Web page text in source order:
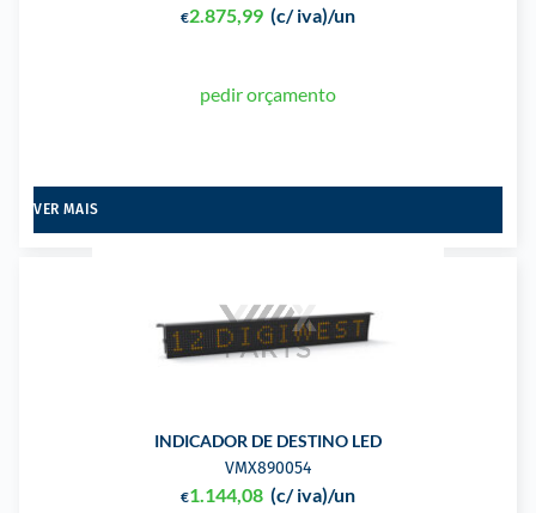
€2.875,99 (c/ iva)/un
pedir orçamento
VER MAIS
INDICADOR DE DESTINO LED
VMX890054
€1.144,08 (c/ iva)/un